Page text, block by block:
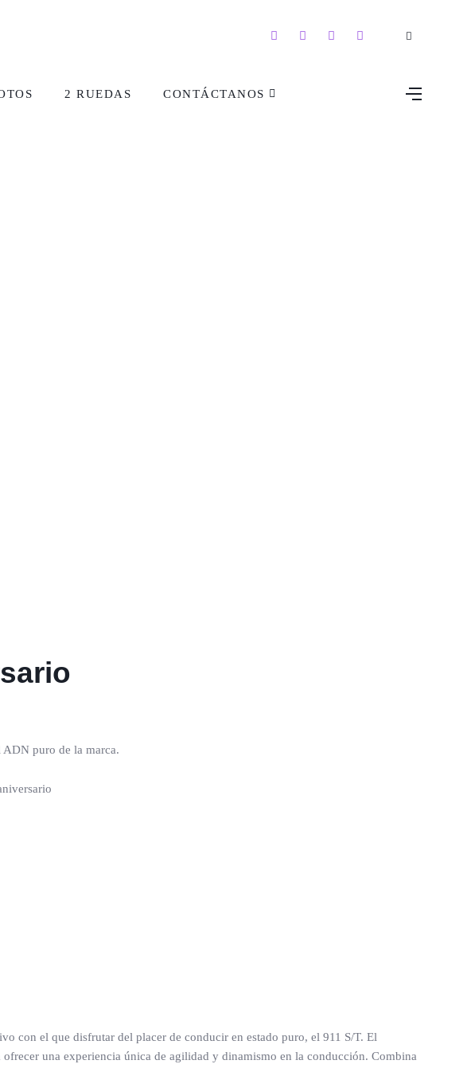
2 RUEDAS CONTÁCTANOS
ADN puro de la marca.
con el que disfrutar del placer de conducir en estado puro, el 911 S/T. El
una experiencia única de agilidad y dinamismo en la conducción. Combina